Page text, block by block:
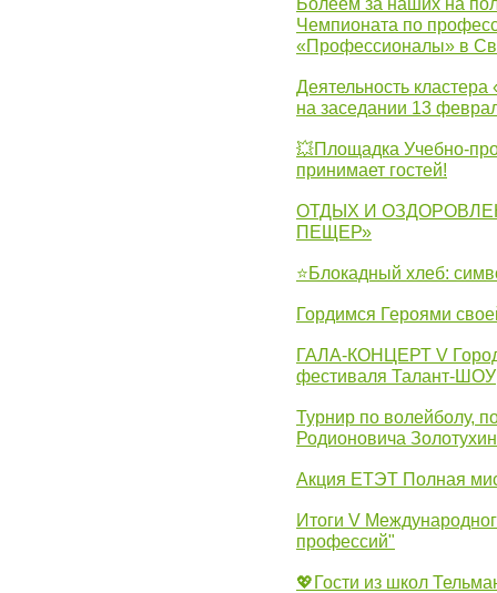
Болеем за наших на
Чемпионата по
«Профессионалы» в
Деятельность
на заседании 13
💥Площадка Учебно-
принимает гостей!
ОТДЫХ И
ПЕЩЕР»
⭐Блокадный хлеб:
Гордимся Героями
ГАЛА-КОНЦЕРТ V
фестиваля Талант-ШОУ
Турнир по волейболу,
Родионовича
Акция ЕТЭТ Полная
Итоги V
профессий"
💖Гости из школ